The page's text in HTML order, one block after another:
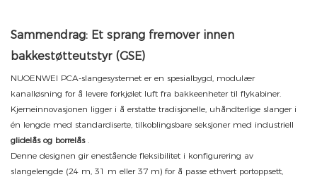
Sammendrag: Et sprang fremover innen
bakkestøtteutstyr (GSE)
NUOENWEI PCA-slangesystemet er en spesialbygd, modulær
kanalløsning for å levere forkjølet luft fra bakkeenheter til flykabiner.
Kjerneinnovasjonen ligger i å erstatte tradisjonelle, uhåndterlige slanger i
én lengde med standardiserte, tilkoblingsbare seksjoner med industriell
glidelås og borrelås.
Denne designen gir enestående fleksibilitet i konfigurering av
slangelengde (24 m, 31 m eller 37 m) for å passe ethvert portoppsett,